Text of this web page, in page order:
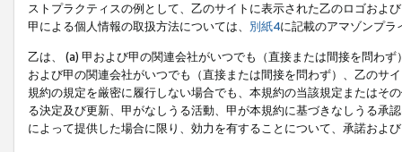
ストプラクティスの例として、乙のサイトに表示された乙のロゴおよ
甲による個人情報の取扱方法については、 別紙4に記載のアマゾンプ
乙は、 (a) 甲および甲の関連会社がいつでも（直接または間接を問わ
および甲の関連会社がいつでも（直接または間接を問わず）、乙のサ
規約の規定を厳密に履行しない場合でも、本規約の当該規定またはそ
る決定及び更新、甲がなしうる活動、甲が本規約に基づきなしうる承
によって提供した場合に限り、効力を有することについて、承諾およ